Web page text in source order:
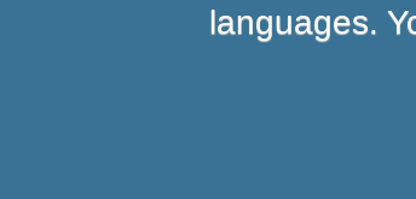
languages.